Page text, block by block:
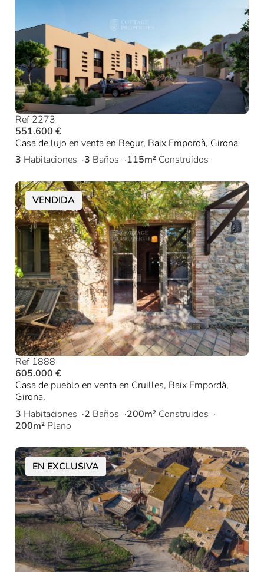
Ref 2273
551.600 €
Casa de lujo en venta en Begur, Baix Empordà, Girona
3 Habitaciones 3 Baños 115m² Construidos
VENDIDA
Ref 1888
605.000 €
Casa de pueblo en venta en Cruilles, Baix Empordà,
Girona.
3 Habitaciones 2 Baños 200m² Construidos
200m² Plano
EN EXCLUSIVA